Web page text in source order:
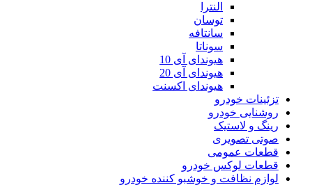
النترا
توسان
سانتافه
سوناتا
هیوندای آی 10
هیوندای آی 20
هیوندای اکسنت
تزئینات خودرو
روشنایی خودرو
رینگ و لاستیک
صوتی تصویری
قطعات عمومی
قطعات لوکس خودرو
لوازم نظافت و خوشبو کننده خودرو